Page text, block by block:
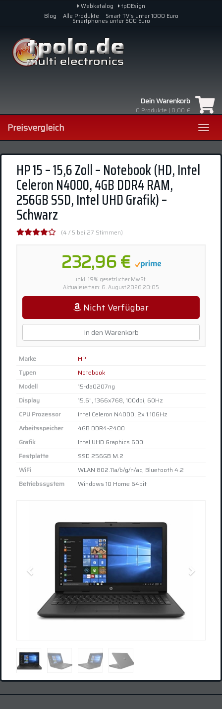
Webkatalog
tpDEsign
Blog
Alle Produkte Smart TV’s unter 1000 Euro
Smartphones unter 500 Euro
Dein Warenkorb
0 Produkte | 0,00 €
Preisvergleich
HP 15 – 15,6 Zoll – Notebook (HD, Intel
Celeron N4000, 4GB DDR4 RAM,
256GB SSD, Intel UHD Grafik) –
Schwarz
(4 / 5 bei 27 Stimmen)
232,96 €
inkl. 19% gesetzlicher MwSt.
Aktualisiert am: 6. August 2026 20:05
Nicht Verfügbar
In den Warenkorb
Marke
HP
Typen
Notebook
Modell
15-da0207ng
Display
15.6", 1366x768, 100dpi, 60Hz
CPU Prozessor
Intel Celeron N4000, 2x 1.10GHz
Arbeitsspeicher
4GB DDR4-2400
Grafik
Intel UHD Graphics 600
Festplatte
SSD 256GB M.2
WiFi
WLAN 802.11a/​b/​g/​n/​ac, Bluetooth 4.2
Betriebssystem
Windows 10 Home 64bit